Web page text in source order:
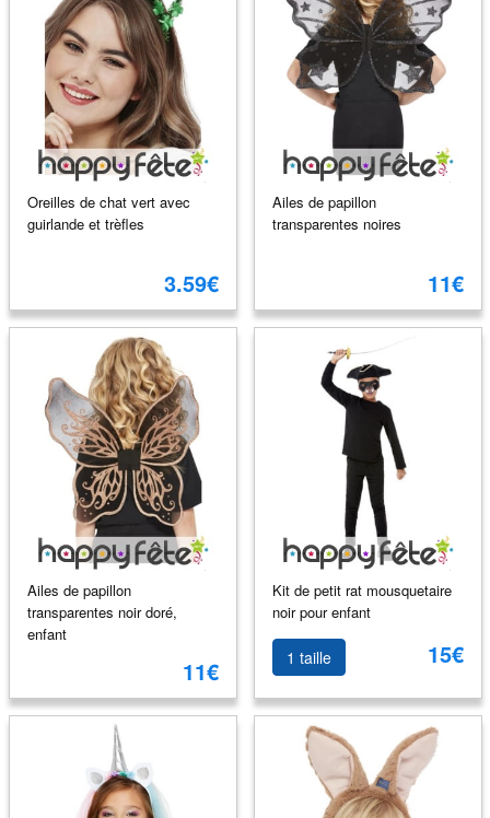
Oreilles de chat vert avec
guirlande et trèfles
3.59€
Ailes de papillon
transparentes noires
11€
Ailes de papillon
transparentes noir doré,
enfant
11€
Kit de petit rat mousquetaire
noir pour enfant
1 taille 15€